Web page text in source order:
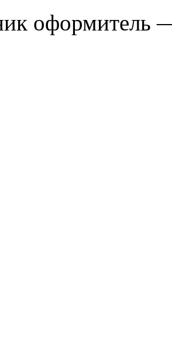
оформитель